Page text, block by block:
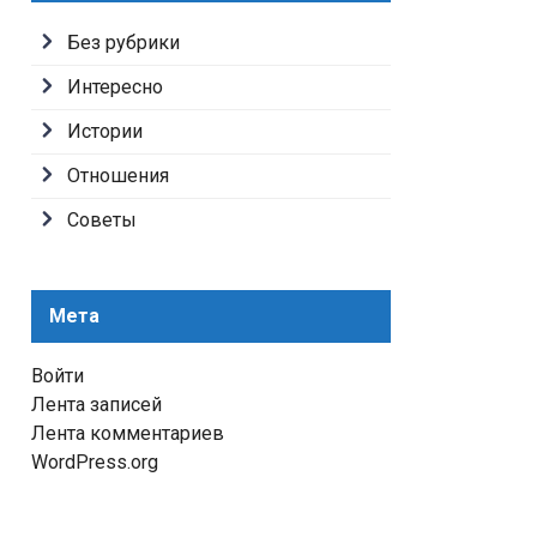
Без рубрики
Интересно
Истории
Отношения
Советы
Мета
Войти
Лента записей
Лента комментариев
WordPress.org